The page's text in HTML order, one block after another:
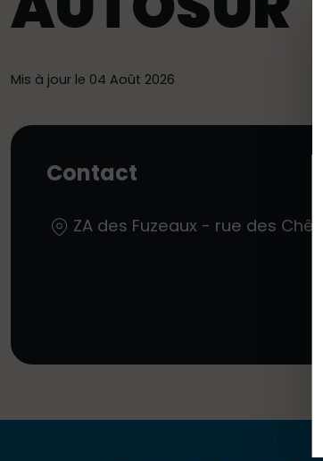
Mis à jour le 04 Août 2026
Contact
ZA des Fuzeaux - rue des